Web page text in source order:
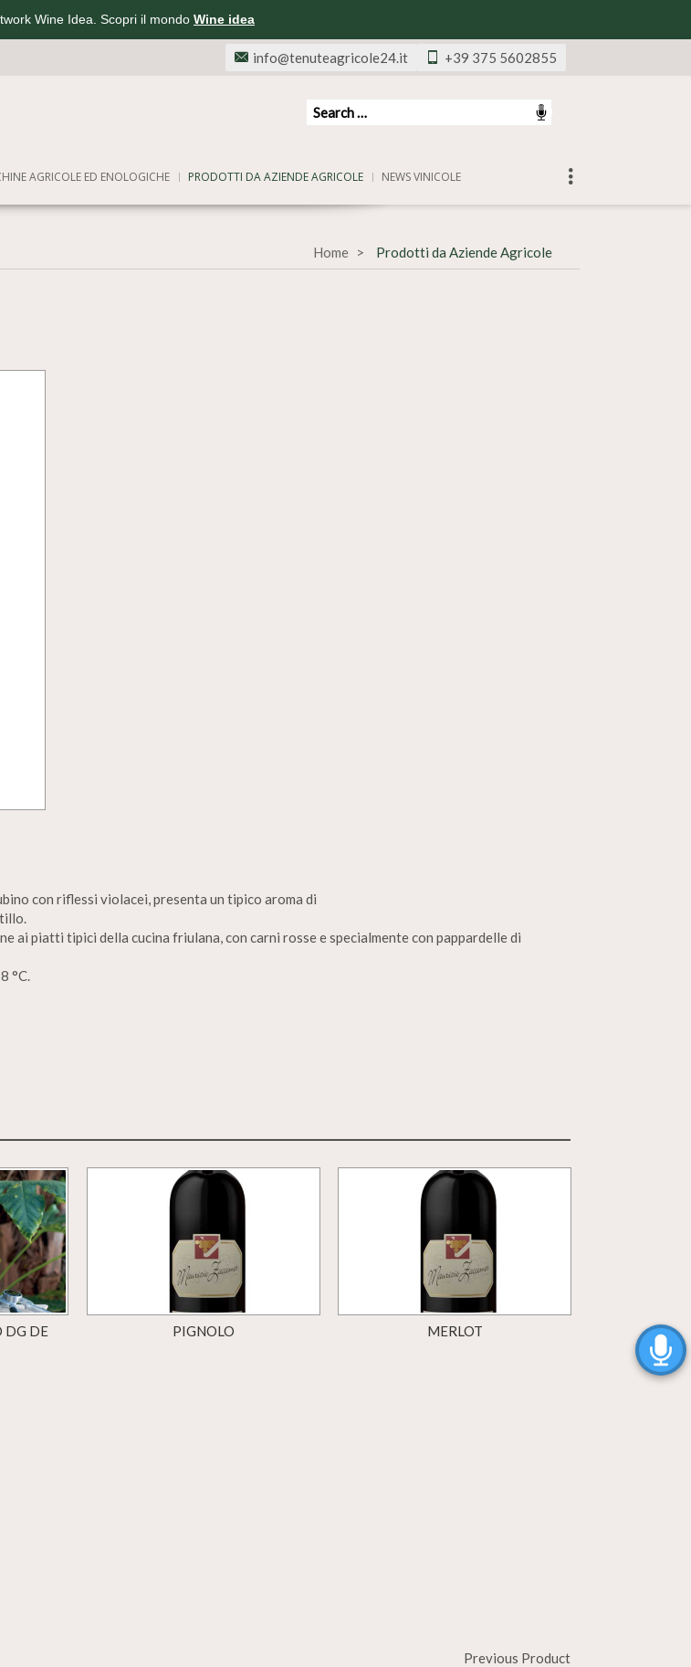
Wine Idea. Scopri il mondo Wine idea
+39 375 5602855
info@tenuteagricole24.it
AGRICOLE ED ENOLOGICHE PRODOTTI DA AZIENDE AGRICOLE NEWS VINICOLE
Home Prodotti da Aziende Agricole
con riflessi violacei, presenta un tipico aroma di
ai piatti tipici della cucina friulana, con carni rosse e specialmente con pappardelle di
°C.
DG DE
PIGNOLO MERLOT
Previous Product